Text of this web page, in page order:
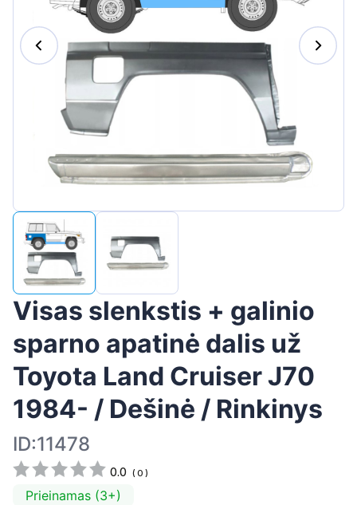
Suomen
Hrvatski
Slovenčina
Visas slenkstis + galinio
sparno apatinė dalis už
Toyota Land Cruiser J70
1984- / Dešinė / Rinkinys
ID:11478
0.0 (0 )
Prieinamas (3+)